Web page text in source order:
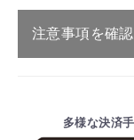
注意事項を確
・ご注文
多様な決済